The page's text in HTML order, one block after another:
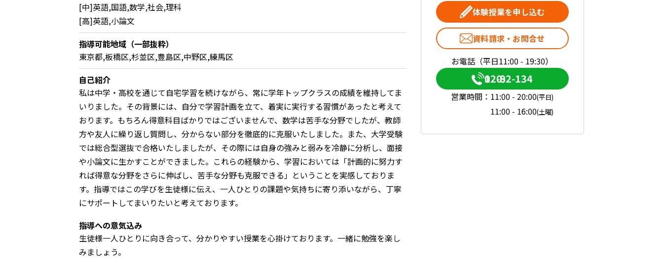
[中]英語,国語,数学,社会,理科
[高]英語,小論文
指導可能地域（一部抜粋）
東京都,板橋区,杉並区,豊島区,中野区,練馬区
自己紹介
私は中学・高校を通じて自宅学習を続けながら、常に学年トップクラスの成績を維持してま
いりました。その背景には、自分で学習計画を立て、着実に実行する習慣があったと考えて
おります。もちろん得意科目ばかりではございませんで、数学は苦手な分野でしたが、教師
方や友人に繰り返し質問し、分からない部分を徹底的に克服いたしました。また、大学受験
では総合型選抜で合格いたしましたが、その際には自身の強みと弱みを冷静に分析し、面接
や小論文に生かすことができました。これらの経験から、学習においては「計画的に努力す
れば得意な分野をさらに伸ばし、苦手な分野も克服できる」ということを実感しておりま
す。指導ではこの学びを生徒様に伝え、一人ひとりの課題や気持ちに寄り添いながら、丁寧
にサポートしてまいりたいと考えております。
指導への意気込み
生徒様一人ひとりに向き合って、分かりやすい授業を心掛けております。一緒に勉強を楽し
みましょう。
体験授業を申し込む
資料請求・お問合せ
お電話（平日11:00 - 19:30）
0120-082-134
営業時間： 11:00 - 20:00(平日)
11:00 - 16:00(土曜)